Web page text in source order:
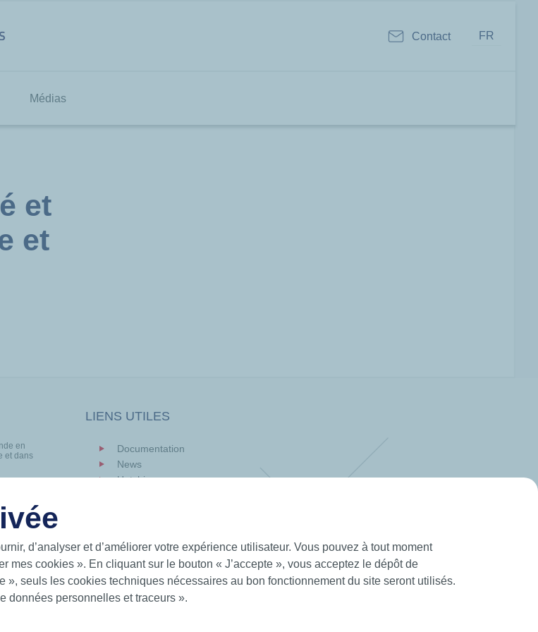
Contact FR
Médias
et
et
en
et dans
LIENS UTILES
Documentation
News
Hutchinson.com
Charte de Protection des Données Personnelles Conditions Générales d’Utilisation Création Mediapilote
d’analyser et d’améliorer votre expérience utilisateur. Vous pouvez à tout moment
mes cookies ». En cliquant sur le bouton « J’accepte », vous acceptez le dépôt de
», seuls les cookies techniques nécessaires au bon fonctionnement du site seront utilisés.
données personnelles et traceurs ».